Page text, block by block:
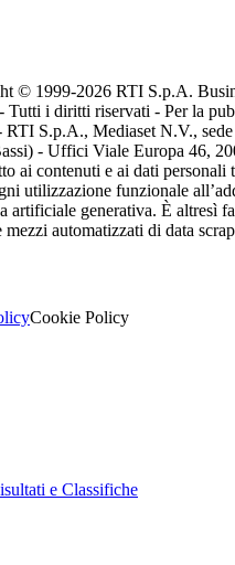
© 1999-2026 RTI S.p.A.
Tutti i diritti riservati - Per la
S.p.A., Mediaset N.V., sede
- Uffici Viale Europa 46,
ai contenuti e ai dati personali
utilizzazione funzionale
artificiale generativa. È altresì
mezzi automatizzati di data
Cookie Policy
e Classifiche